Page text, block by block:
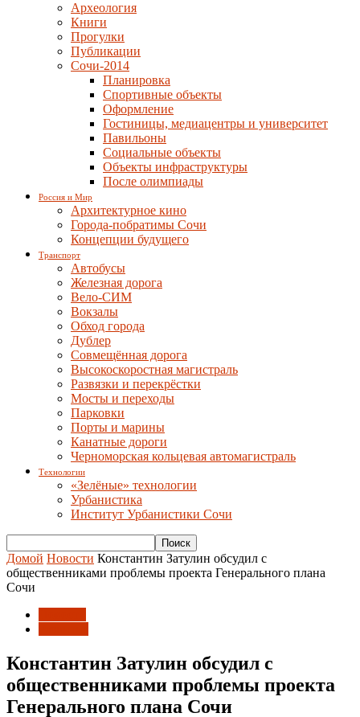
Археология
Книги
Прогулки
Публикации
Сочи-2014
Планировка
Спортивные объекты
Оформление
Гостиницы, медиацентры и университет
Павильоны
Социальные объекты
Объекты инфраструктуры
После олимпиады
Россия и Мир
Архитектурное кино
Города-побратимы Сочи
Концепции будущего
Транспорт
Автобусы
Железная дорога
Вело-СИМ
Вокзалы
Обход города
Дублер
Совмещённая дорога
Высокоскоростная магистраль
Развязки и перекрёстки
Мосты и переходы
Парковки
Порты и марины
Канатные дороги
Черноморская кольцевая автомагистраль
Технологии
«Зелёные» технологии
Урбанистика
Институт Урбанистики Сочи
Домой Новости Константин Затулин обсудил с
общественниками проблемы проекта Генерального плана
Сочи
Константин Затулин обсудил с
общественниками проблемы проекта
Генерального плана Сочи